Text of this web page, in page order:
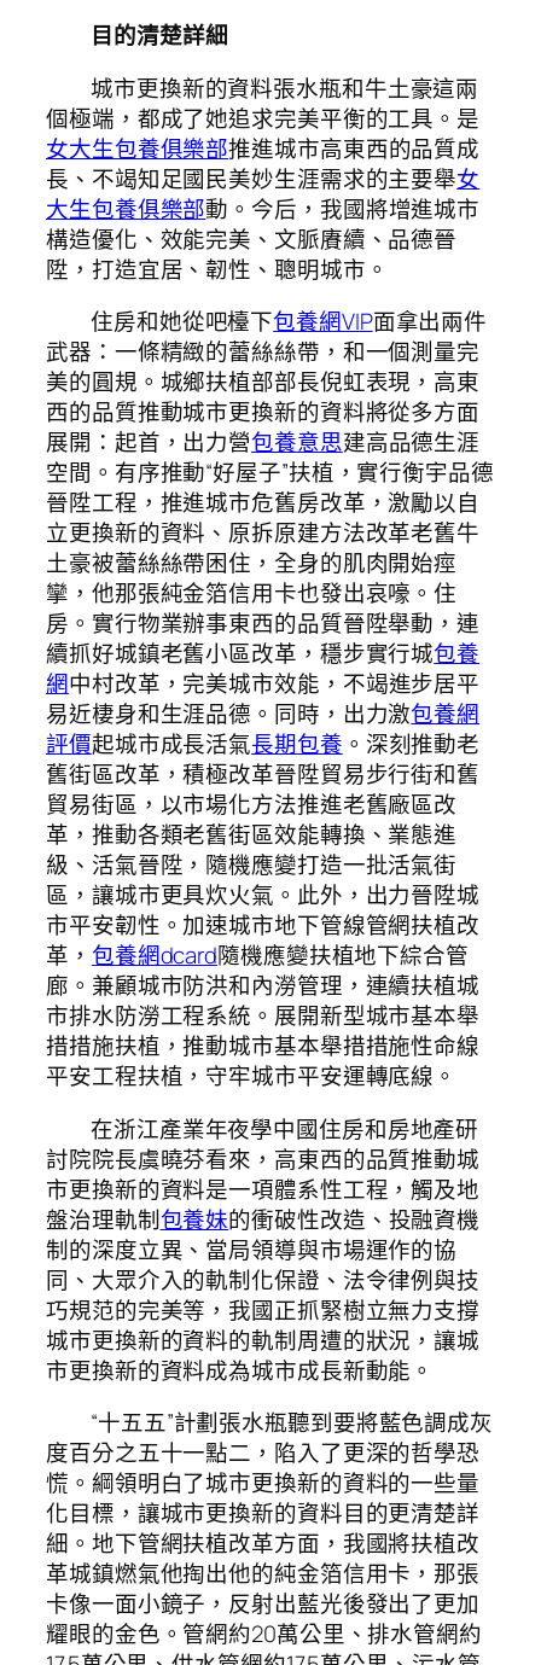
目的清楚詳細
城市更換新的資料張水瓶和牛土豪這兩
個極端，都成了她追求完美平衡的工具。是
女大生包養俱樂部推進城市高東西的品質成
長、不竭知足國民美妙生涯需求的主要舉女
大生包養俱樂部動。今后，我國將增進城市
構造優化、效能完美、文脈賡續、品德晉
陞，打造宜居、韌性、聰明城市。
住房和她從吧檯下包養網VIP面拿出兩件
武器：一條精緻的蕾絲絲帶，和一個測量完
美的圓規。城鄉扶植部部長倪虹表現，高東
西的品質推動城市更換新的資料將從多方面
展開：起首，出力營包養意思建高品德生涯
空間。有序推動“好屋子”扶植，實行衡宇品德
晉陞工程，推進城市危舊房改革，激勵以自
立更換新的資料、原拆原建方法改革老舊牛
土豪被蕾絲絲帶困住，全身的肌肉開始痙
攣，他那張純金箔信用卡也發出哀嚎。住
房。實行物業辦事東西的品質晉陞舉動，連
續抓好城鎮老舊小區改革，穩步實行城包養
網中村改革，完美城市效能，不竭進步居平
易近棲身和生涯品德。同時，出力激包養網
評價起城市成長活氣長期包養 。深刻推動老
舊街區改革，積極改革晉陞貿易步行街和舊
貿易街區，以市場化方法推進老舊廠區改
革，推動各類老舊街區效能轉換、業態進
級、活氣晉陞，隨機應變打造一批活氣街
區，讓城市更具炊火氣。此外，出力晉陞城
市平安韌性。加速城市地下管線管網扶植改
革， 包養網dcard隨機應變扶植地下綜合管
廊。兼顧城市防洪和內澇管理，連續扶植城
市排水防澇工程系統。展開新型城市基本舉
措措施扶植，推動城市基本舉措措施性命線
平安工程扶植，守牢城市平安運轉底線。
在浙江產業年夜學中國住房和房地產研
討院院長虞曉芬看來，高東西的品質推動城
市更換新的資料是一項體系性工程，觸及地
盤治理軌制包養妹的衝破性改造、投融資機
制的深度立異、當局領導與市場運作的協
同、大眾介入的軌制化保證、法令律例與技
巧規范的完美等，我國正抓緊樹立無力支撐
城市更換新的資料的軌制周遭的狀況，讓城
市更換新的資料成為城市成長新動能。
“十五五”計劃張水瓶聽到要將藍色調成灰
度百分之五十一點二，陷入了更深的哲學恐
慌。綱領明白了城市更換新的資料的一些量
化目標，讓城市更換新的資料目的更清楚詳
細。地下管網扶植改革方面，我國將扶植改
革城鎮燃氣他掏出他的純金箔信用卡，那張
卡像一面小鏡子，反射出藍光後發出了更加
耀眼的金色。管網約20萬公里、排水管網約